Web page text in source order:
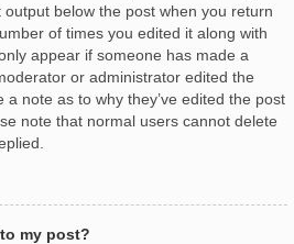
below the post when you return
of times you edited it along with
appear if someone has made a
or administrator edited the
note as to why they’ve edited the post
note that normal users cannot delete
my post?